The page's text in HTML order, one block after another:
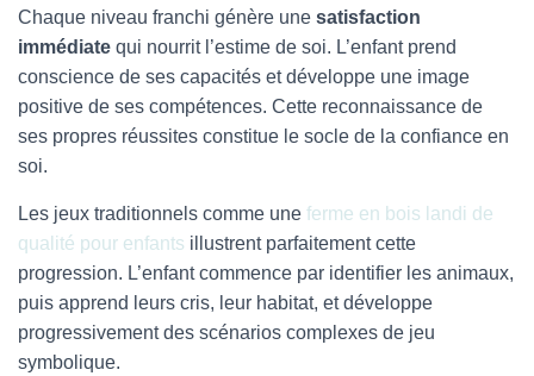
Chaque niveau franchi génère une satisfaction
immédiate qui nourrit l’estime de soi. L’enfant prend
conscience de ses capacités et développe une image
positive de ses compétences. Cette reconnaissance de
ses propres réussites constitue le socle de la confiance en
soi.
Les jeux traditionnels comme une ferme en bois landi de
qualité pour enfants illustrent parfaitement cette
progression. L’enfant commence par identifier les animaux,
puis apprend leurs cris, leur habitat, et développe
progressivement des scénarios complexes de jeu
symbolique.